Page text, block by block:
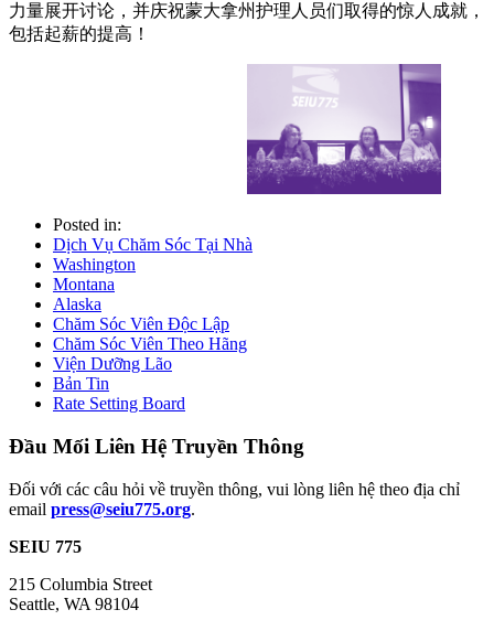
力量展开讨论，并庆祝蒙大拿州护理人员们取得的惊人成就，
包括起薪的提高！
Posted in:
Dịch Vụ Chăm Sóc Tại Nhà
Washington
Montana
Alaska
Chăm Sóc Viên Độc Lập
Chăm Sóc Viên Theo Hãng
Viện Dưỡng Lão
Bản Tin
Rate Setting Board
Đầu Mối Liên Hệ Truyền Thông
Đối với các câu hỏi về truyền thông, vui lòng liên hệ theo địa chỉ
email press@seiu775.org.
SEIU 775
215 Columbia Street
Seattle, WA 98104